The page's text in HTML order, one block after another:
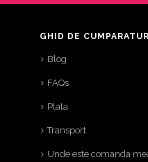
GHID DE CUMPARATURI
Blog
FAQs
Plata
Transport
Unde este comanda